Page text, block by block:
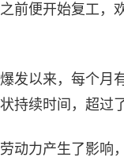
前便开始复工，
发以来，每个月
持续时间，超过
动力产生了影响